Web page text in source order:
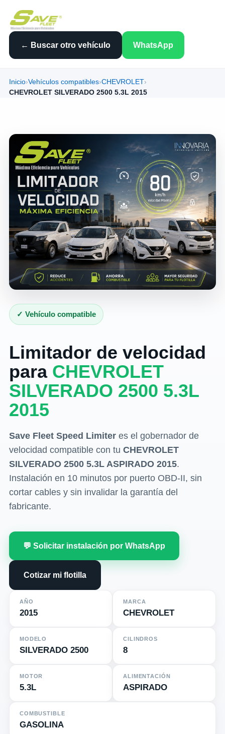
← Buscar otro vehículo WhatsApp
Inicio›Vehículos compatibles›CHEVROLET›
CHEVROLET SILVERADO 2500 5.3L 2015
✓ Vehículo compatible
Limitador de velocidad
para CHEVROLET
SILVERADO 2500 5.3L
2015
Save Fleet Speed Limiteres el gobernador de
velocidad compatible con tu CHEVROLET
SILVERADO 2500 5.3L ASPIRADO 2015.
Instalación en 10 minutos por puerto OBD-II, sin
cortar cables y sin invalidar la garantía del
fabricante.
💬 Solicitar instalación por WhatsApp
Cotizar mi flotilla
AÑO
2015
MARCA
CHEVROLET
MODELO
SILVERADO 2500
CILINDROS
8
MOTOR
5.3L
ALIMENTACIÓN
ASPIRADO
COMBUSTIBLE
GASOLINA